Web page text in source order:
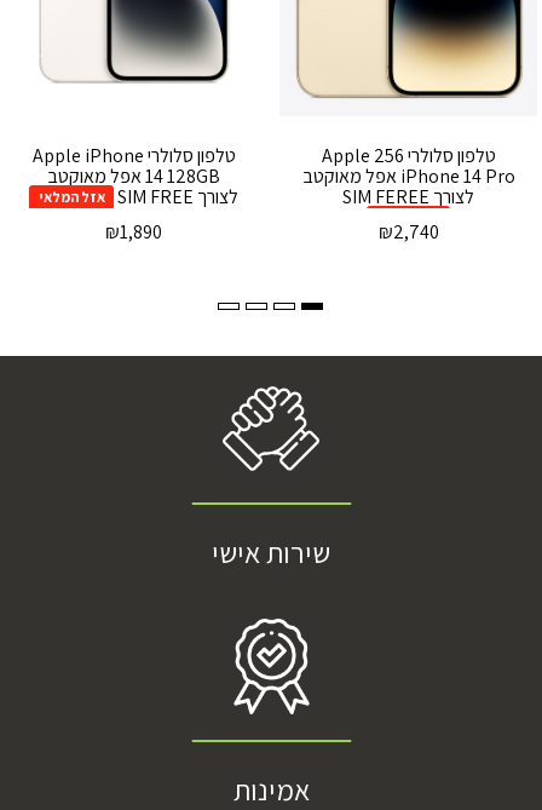
טלפון סלולרי 256 Apple
iPhone 14 Pro אפל מאוקטב
לצורך SIM FEREE
₪2,740
טלפון סלולרי Apple iPhone
14 128GB אפל מאוקטב
לצורך SIM FREE
אזל המלאי
₪1,890
שירות אישי
אמינות